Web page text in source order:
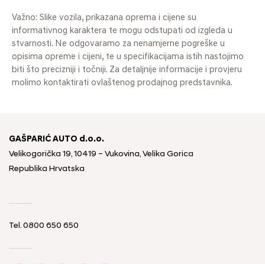
Važno: Slike vozila, prikazana oprema i cijene su
informativnog karaktera te mogu odstupati od izgleda u
stvarnosti. Ne odgovaramo za nenamjerne pogreške u
opisima opreme i cijeni, te u specifikacijama istih nastojimo
biti što precizniji i točniji. Za detaljnije informacije i provjeru
molimo kontaktirati ovlaštenog prodajnog predstavnika.
GAŠPARIĆ AUTO d.o.o.
Velikogorička 19, 10419 – Vukovina, Velika Gorica
Republika Hrvatska
Tel. 0800 650 650